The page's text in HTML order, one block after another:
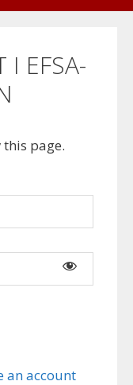
I EFSA-
page.
an account